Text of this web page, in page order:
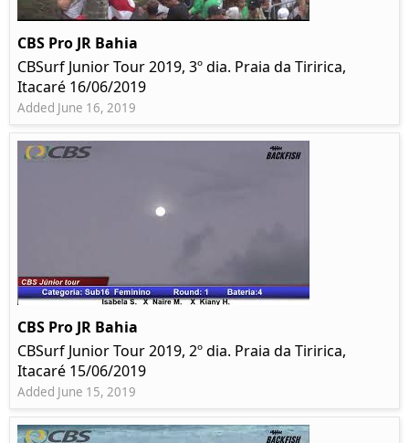
CBS Pro JR Bahia
CBSurf Junior Tour 2019, 3º dia. Praia da Tiririca,
Itacaré 16/06/2019
Added June 16, 2019
CBS Pro JR Bahia
CBSurf Junior Tour 2019, 2º dia. Praia da Tiririca,
Itacaré 15/06/2019
Added June 15, 2019